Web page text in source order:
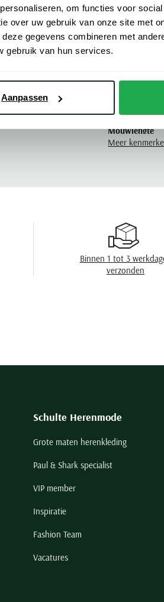
om functies voor
over uw gebruik van onze site met
gegevens combineren met
gebruik van hun services.
Aanpassen
voor wie een
wanneer
Merk
Pasvorm
Mouwlengte
Manchet
Meer
Binnen 1 tot 3
verzonden
Schulte Herenmode
Grote maten herenkleding
Paul & Shark specialist
VIP member
Inspiratie
Fashion Team
Vacatures